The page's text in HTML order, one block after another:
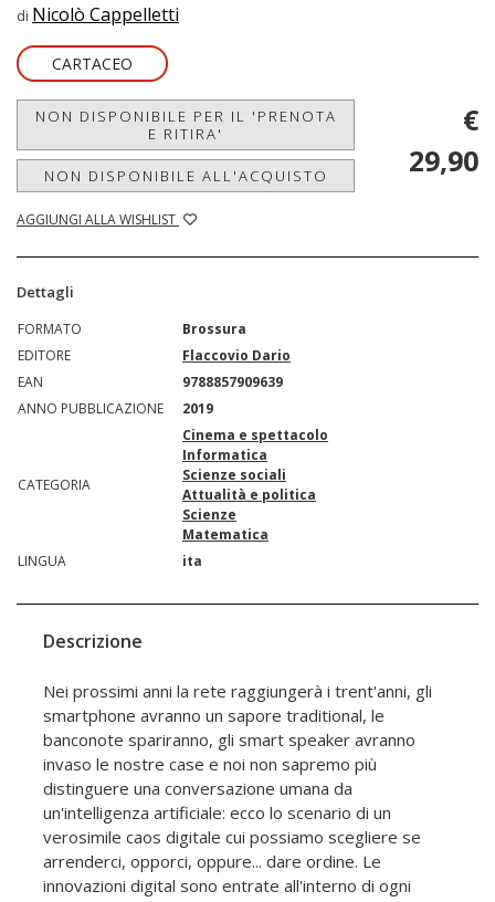
di Nicolò Cappelletti
CARTACEO
NON DISPONIBILE PER IL 'PRENOTA
E RITIRA'
NON DISPONIBILE ALL'ACQUISTO
AGGIUNGI ALLA WISHLIST
€
29,90
Dettagli
FORMATO
Brossura
EDITORE
Flaccovio Dario
EAN
9788857909639
ANNO PUBBLICAZIONE
2019
CATEGORIA
Cinema e spettacolo
Informatica
Scienze sociali
Attualità e politica
Scienze
Matematica
LINGUA
ita
Descrizione
Nei prossimi anni la rete raggiungerà i trent'anni, gli
smartphone avranno un sapore traditional, le
banconote spariranno, gli smart speaker avranno
invaso le nostre case e noi non sapremo più
distinguere una conversazione umana da
un'intelligenza artificiale: ecco lo scenario di un
verosimile caos digitale cui possiamo scegliere se
arrenderci, opporci, oppure... dare ordine. Le
innovazioni digital sono entrate all'interno di ogni